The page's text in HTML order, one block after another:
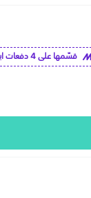
قسّمها على 4 دفعات ابتداء من